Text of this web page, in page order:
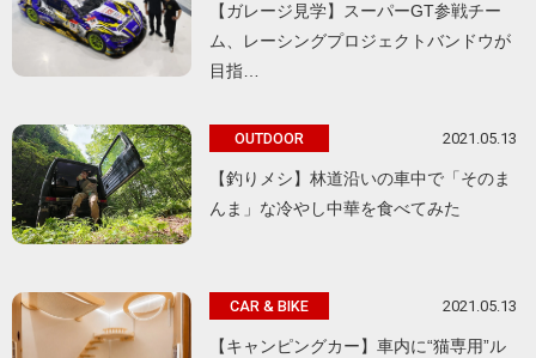
【ガレージ見学】スーパーGT参戦チー
ム、レーシングプロジェクトバンドウが
目指…
OUTDOOR 2021.05.13
【釣りメシ】林道沿いの車中で「そのま
んま」な冷やし中華を食べてみた
CAR & BIKE 2021.05.13
【キャンピングカー】車内に“猫専用”ル